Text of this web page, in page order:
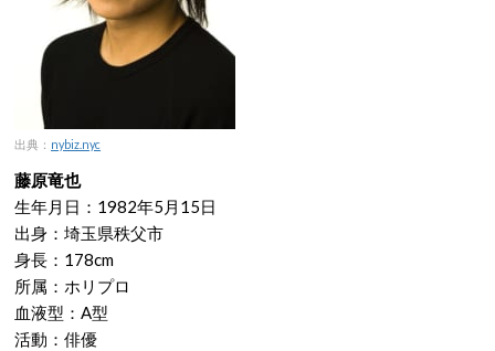
出典： nybiz.nyc
藤原竜也
生年月日：1982年5月15日
出身：埼玉県秩父市
身長：178cm
所属：ホリプロ
血液型：A型
活動：俳優